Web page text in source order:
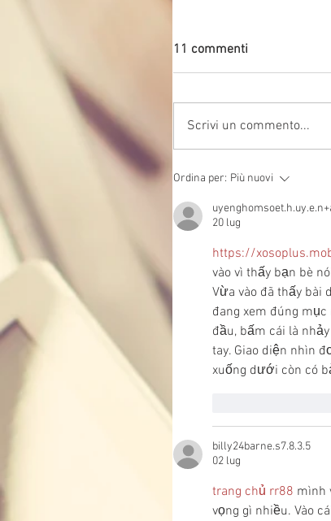
11 commenti
Scrivi un commento...
Ordina per: Più nuovi
20 lug
https://
vào vì thấy bạn bè
Vừa vào đã thấy bài
đang xem đúng
đầu, bấm cái là
tay. Giao diện nhìn
xuống dưới còn có
billy24barne.s7.8.3.5
02 lug
trang chủ rr88 mình
vọng gì nhiều. Vào